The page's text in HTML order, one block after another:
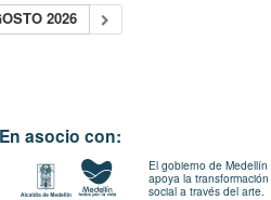
2026
En asocio con:
El gobierno de Medellín
apoya la transformación
social a través del arte.